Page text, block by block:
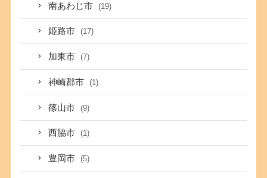
南あわじ市 (19)
姫路市 (17)
加東市 (7)
神崎郡市 (1)
篠山市 (9)
西脇市 (1)
豊岡市 (5)